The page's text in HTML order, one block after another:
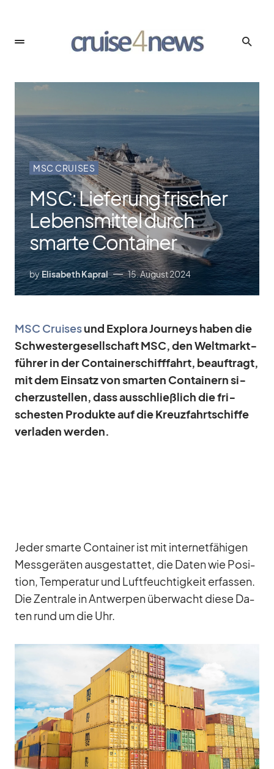
MSC CRUISES
MSC: Lieferung frischer
Lebensmittel durch
smarte Container
byElisabeth Kapral 15. August 2024
MSC Crui­sesund Ex­plora Jour­neys ha­ben die
Schwes­ter­ge­sell­schaft MSC, den Welt­markt­
füh­rer in der Con­tai­ner­schiff­fahrt, be­auf­tragt,
mit dem Ein­satz von smar­ten Con­tai­nern si­
cher­zu­stel­len, dass aus­schließ­lich die fri­
sches­ten Pro­dukte auf die Kreuz­fahrt­schiffe
ver­la­den wer­den.
Je­der smarte Con­tai­ner ist mit in­ter­net­fä­hi­gen
Mess­ge­rä­ten aus­ge­stat­tet, die Da­ten wie Po­si­
tion, Tem­pe­ra­tur und Luft­feuch­tig­keit er­fas­sen.
Die Zen­trale in Ant­wer­pen über­wacht diese Da­
ten rund um die Uhr.